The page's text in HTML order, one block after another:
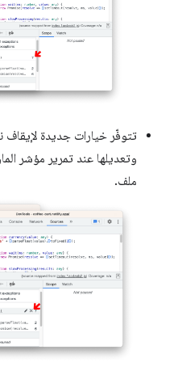
تتوفّر خيارات جديدة لإيقاف
وتعديلها عند تمرير مؤشر
ملف.